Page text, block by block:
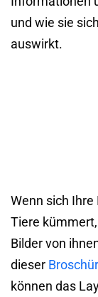
und wie sie
auswirkt.
Wenn sich
Tiere
Bilder von
dieser
können das